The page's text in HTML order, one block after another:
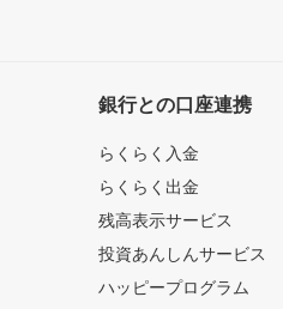
銀行との口座連携
らくらく入金
らくらく出金
残高表示サービス
投資あんしんサービス
ハッピープログラム